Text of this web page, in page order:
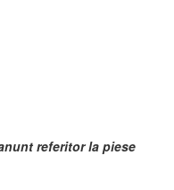
referitor la piese